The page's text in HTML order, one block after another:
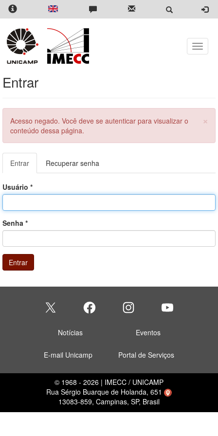
Pular
para
conteúdo
principal
Toggle
Entrar
×
Menssagem
de
Acesso negado. Você deve se autenticar para visualizar o
conteúdo dessa página.
Abas
primárias
Entrar
ativa)
Recuperar senha
Usuário *
Senha *
Entrar
Notícias Eventos
E-mail Unicamp Portal de Serviços
© 1968 - 2026 | IMECC / UNICAMP
Rua Sérgio Buarque de Holanda, 651
13083-859, Campinas, SP, Brasil